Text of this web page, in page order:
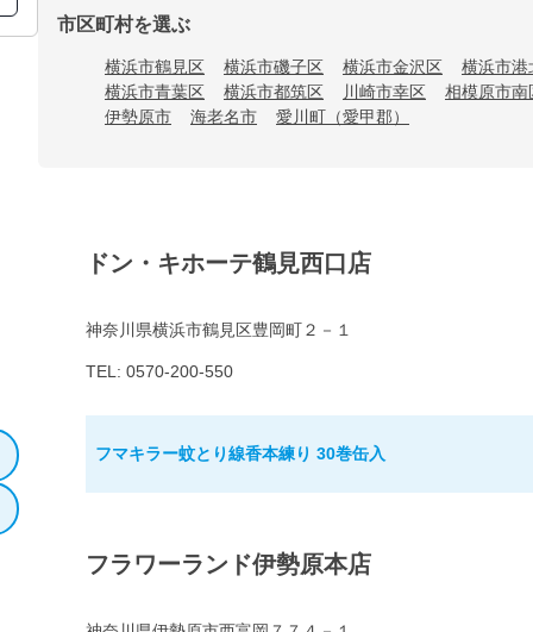
市区町村を選ぶ
横浜市鶴見区 横浜市磯子区 横浜市金沢区
横浜市港
横浜市青葉区
横浜市都筑区 川崎市幸区
相模原市南
伊勢原市
海老名市 愛川町（愛甲郡）
ドン・キホーテ鶴見西口店
神奈川県横浜市鶴見区豊岡町２－１
TEL: 0570-200-550
フマキラー蚊とり線香本練り 30巻缶入
フラワーランド伊勢原本店